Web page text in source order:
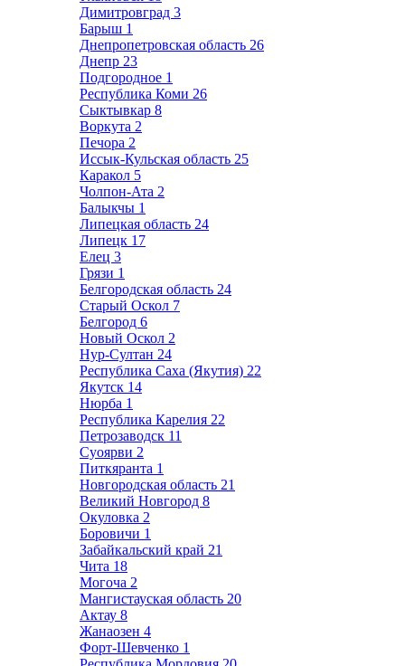
Димитровград 3
Барыш 1
Днепропетровская область 26
Днепр 23
Подгородное 1
Республика Коми 26
Сыктывкар 8
Воркута 2
Печора 2
Иссык-Кульская область 25
Каракол 5
Чолпон-Ата 2
Балыкчы 1
Липецкая область 24
Липецк 17
Елец 3
Грязи 1
Белгородская область 24
Старый Оскол 7
Белгород 6
Новый Оскол 2
Нур-Султан 24
Республика Саха (Якутия) 22
Якутск 14
Нюрба 1
Республика Карелия 22
Петрозаводск 11
Суоярви 2
Питкяранта 1
Новгородская область 21
Великий Новгород 8
Окуловка 2
Боровичи 1
Забайкальский край 21
Чита 18
Могоча 2
Мангистауская область 20
Актау 8
Жанаозен 4
Форт-Шевченко 1